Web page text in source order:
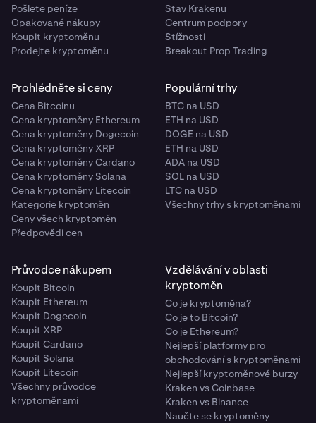
Pošlete peníze
Opakované nákupy
Koupit kryptoměnu
Prodejte kryptoměnu
Stav Krakenu
Centrum podpory
Stížnosti
Breakout Prop Trading
Prohlédněte si ceny
Cena Bitcoinu
Cena kryptoměny Ethereum
Cena kryptoměny Dogecoin
Cena kryptoměny XRP
Cena kryptoměny Cardano
Cena kryptoměny Solana
Cena kryptoměny Litecoin
Kategorie kryptoměn
Ceny všech kryptoměn
Předpovědi cen
Populární trhy
BTC na USD
ETH na USD
DOGE na USD
ETH na USD
ADA na USD
SOL na USD
LTC na USD
Všechny trhy s kryptoměnami
Průvodce nákupem
Koupit Bitcoin
Koupit Ethereum
Koupit Dogecoin
Koupit XRP
Koupit Cardano
Koupit Solana
Koupit Litecoin
Všechny průvodce
kryptoměnami
Vzdělávání v oblasti
kryptoměn
Co je kryptoměna?
Co je to Bitcoin?
Co je Ethereum?
Nejlepší platformy pro
obchodování s kryptoměnami
Nejlepší kryptoměnové burzy
Kraken vs Coinbase
Kraken vs Binance
Naučte se kryptoměny